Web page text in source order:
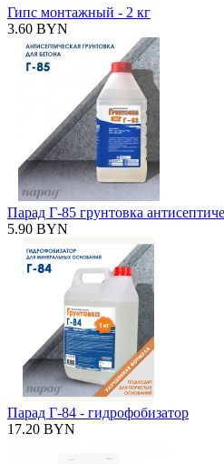
Гипс монтажный - 2 кг
3.60 BYN
Парад Г-85 грунтовка
5.90 BYN
Парад Г-84 - гидрофобизатор
17.20 BYN